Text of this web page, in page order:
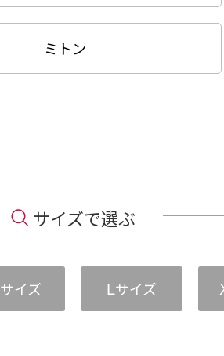
ミトン
サイズで選ぶ
サイズ Lサイズ